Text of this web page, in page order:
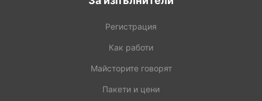
Регистрация
Как работи
Майсторите говорят
Пакети и цени